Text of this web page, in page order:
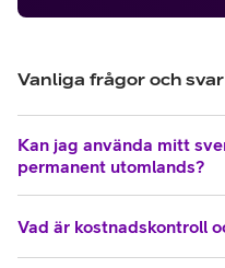
Vanliga frågor och svar
Kan jag använda mitt
permanent utomlands?
Vad är kostnadskontroll